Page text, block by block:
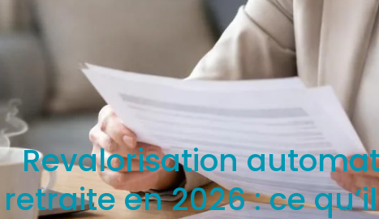
Revalorisation
retraite en 2026 : ce